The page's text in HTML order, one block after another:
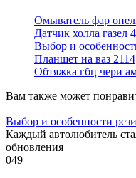
Омыватель фар
Датчик холла газел
Выбор и
Планшет на ваз 2114
Обтяжка гбц чери
Вам также может
Выбор и особенности
Каждый автолюбитель
обновления
049